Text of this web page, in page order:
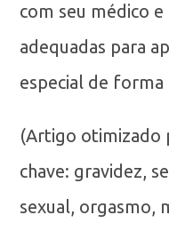
com seu médico
adequadas para
especial de forma
(Artigo otimizado
chave: gravidez,
sexual, orgasmo,